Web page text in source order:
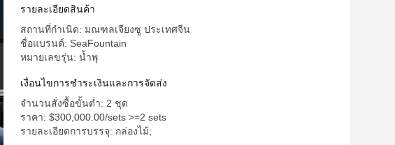
รายละเอียดสินค้า
สถานที่กำเนิด: มณฑลเจียงซู ประเทศจีน
ชื่อแบรนด์: SeaFountain
หมายเลขรุ่น: น้ำพุ
เงื่อนไขการชำระเงินและการจัดส่ง
จำนวนสั่งซื้อขั้นต่ำ: 2 ชุด
ราคา: $300,000.00/sets >=2 sets
รายละเอียดการบรรจุ: กล่องไม้;